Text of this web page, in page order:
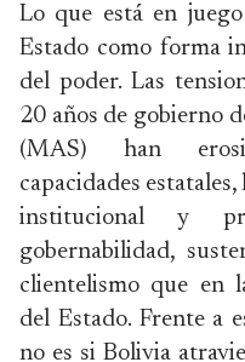
Lo que está en
Estado como forma
del poder. Las
20 años de gobierno
(MAS) han
capacidades
institucional y
gobernabilidad,
clientelismo que en
del Estado. Frente a
no es si Bolivia